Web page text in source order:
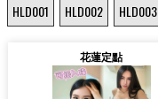
HLD001 HLD002 HLD003
花蓮定點